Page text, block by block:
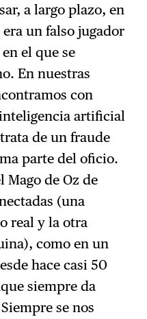
a largo plazo, en
un falso jugador
el que se
En nuestras
con
artificial
de un fraude
parte del oficio.
de Oz de
(una
real y la otra
como en un
hace casi 50
siempre da
se nos